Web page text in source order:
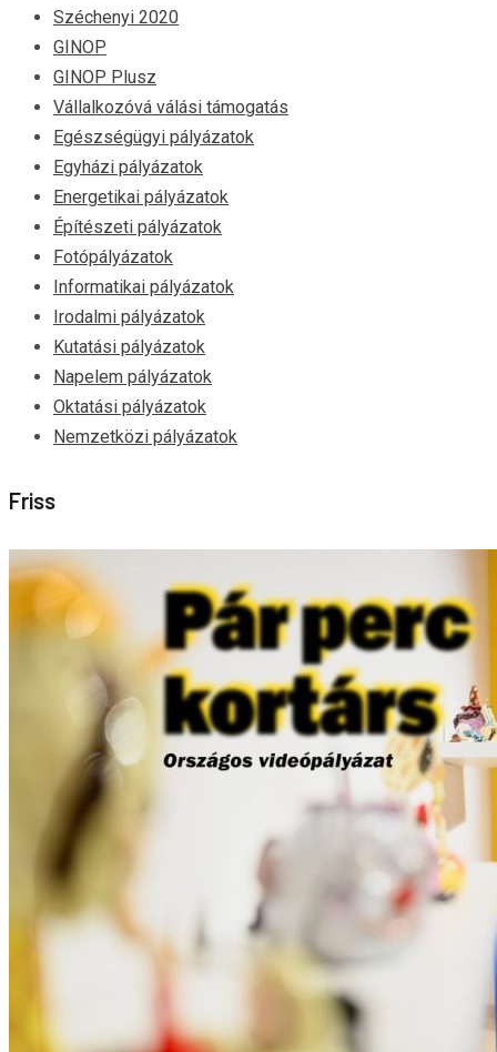
Széchenyi 2020
GINOP
GINOP Plusz
Vállalkozóvá válási támogatás
Egészségügyi pályázatok
Egyházi pályázatok
Energetikai pályázatok
Építészeti pályázatok
Fotópályázatok
Informatikai pályázatok
Irodalmi pályázatok
Kutatási pályázatok
Napelem pályázatok
Oktatási pályázatok
Nemzetközi pályázatok
Friss